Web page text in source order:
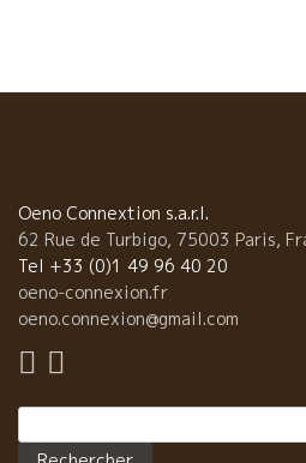
芯がある。 ルネジャン 『エ
ジョゼフのテロワールは、本当は白の
は、この地区では白の方が多かった
イメージが強くなって、皆シラー品種
てしまった。』 このルネ・ジャンの
ド・カルトゥッシュのカウンターで
名前からとったもの。 この区画は、
Oeno Connextion s.a.r.l.
62 Rue de Turbigo, 75003 Paris,
Tel +33 (0)1 49 96 40 20
oeno-connexion.fr
oeno.connexion@gmail.com